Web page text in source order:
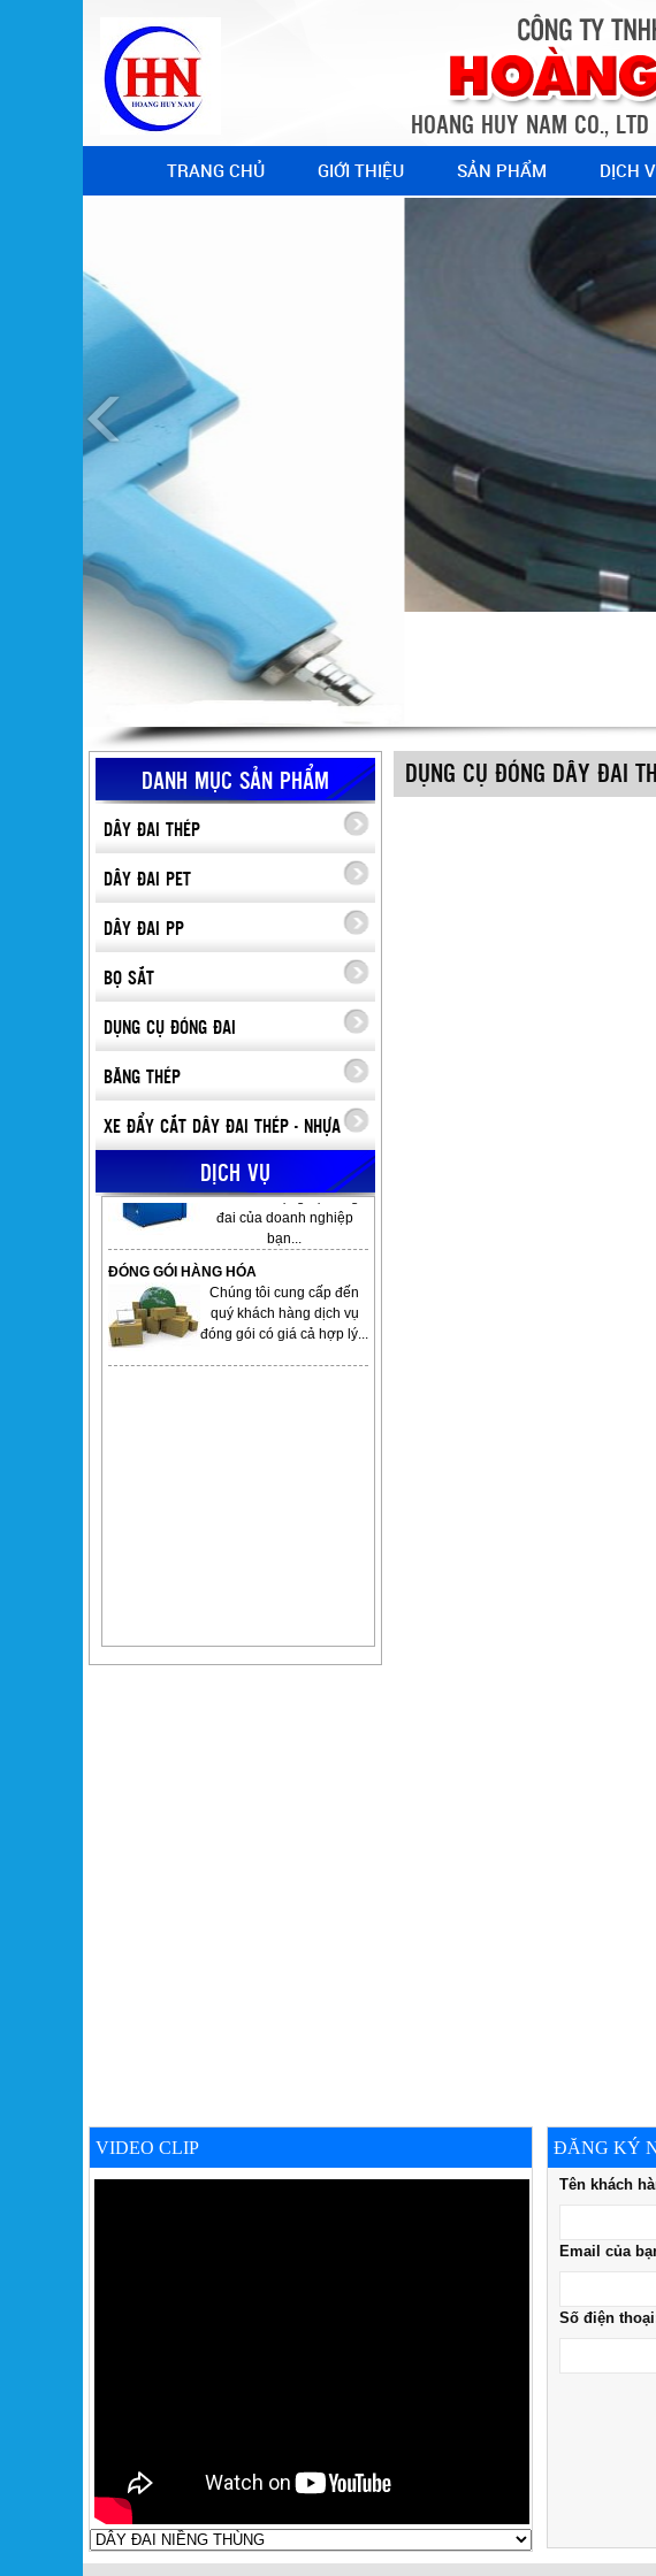
HOANG HUY NAM CO., LTD
TRANG CHỦ GIỚI THIỆU SẢN PHẨM DỊCH
DANH MỤC SẢN PHẨM
DÂY ĐAI THÉP
DÂY ĐAI PET
DÂY ĐAI PP
BỌ SẮT
DỤNG CỤ ĐÓNG ĐAI
BĂNG THÉP
XE ĐẨY CẮT DÂY ĐAI THÉP - NHỰA
DỊCH VỤ
ĐÓNG GÓI HÀNG HÓA
Chúng tôi cung cấp đến
quý khách hàng dịch vụ
đóng gói có giá cả hợp lý...
SỬA CHỬA MÁY ĐÓNG ĐAI
DỤNG CỤ ĐÓNG DÂY ĐAI
VIDEO CLIP ĐĂNG KÝ
Tên khách
Email của
Số điện